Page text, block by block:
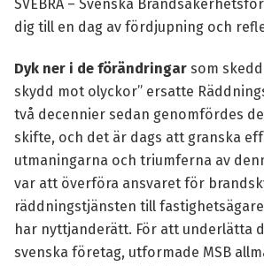
SVEBRA – Svenska
dig till en dag av fördjupning och
Dyk ner i de förändringar som
skydd mot olyckor” ersatte
två decennier sedan genomfördes
skifte, och det är dags att granska
utmaningarna och triumferna av
var att överföra ansvaret för
räddningstjänsten till
har nyttjanderätt. För att underlätta
svenska företag, utformade MSB